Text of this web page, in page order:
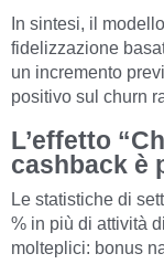
In sintesi, il
fidelizzazione
un incremento
positivo sul churn
L’effetto
cashback è
Le statistiche di
% in più di attività
molteplici: bonus